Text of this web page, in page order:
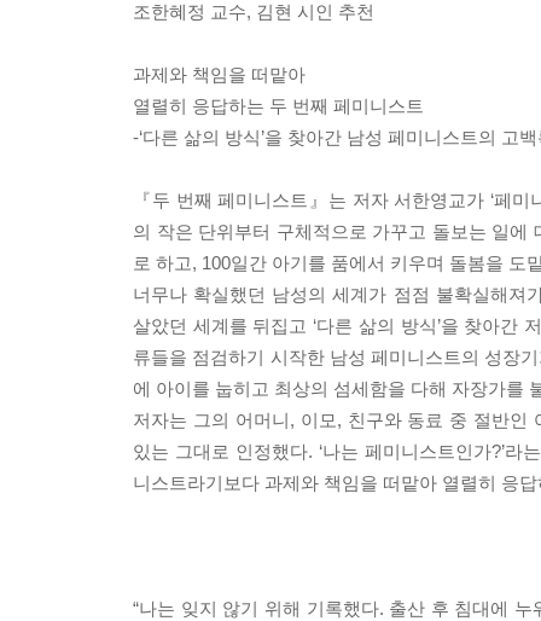
조한혜정 교수, 김현 시인 추천
과제와 책임을 떠맡아
열렬히 응답하는 두 번째 페미니스트
-‘다른 삶의 방식’을 찾아간 남성 페미니스트의 고
『두 번째 페미니스트』는 저자 서한영교가 ‘페
의 작은 단위부터 구체적으로 가꾸고 돌보는 일
로 하고, 100일간 아기를 품에서 키우며 돌봄을 도
너무나 확실했던 남성의 세계가 점점 불확실해져
살았던 세계를 뒤집고 ‘다른 삶의 방식’을 찾아간
류들을 점검하기 시작한 남성 페미니스트의 성장
에 아이를 눕히고 최상의 섬세함을 다해 자장가를
저자는 그의 어머니, 이모, 친구와 동료 중 절반
있는 그대로 인정했다. ‘나는 페미니스트인가?’
니스트라기보다 과제와 책임을 떠맡아 열렬히 응
“나는 잊지 않기 위해 기록했다. 출산 후 침대에